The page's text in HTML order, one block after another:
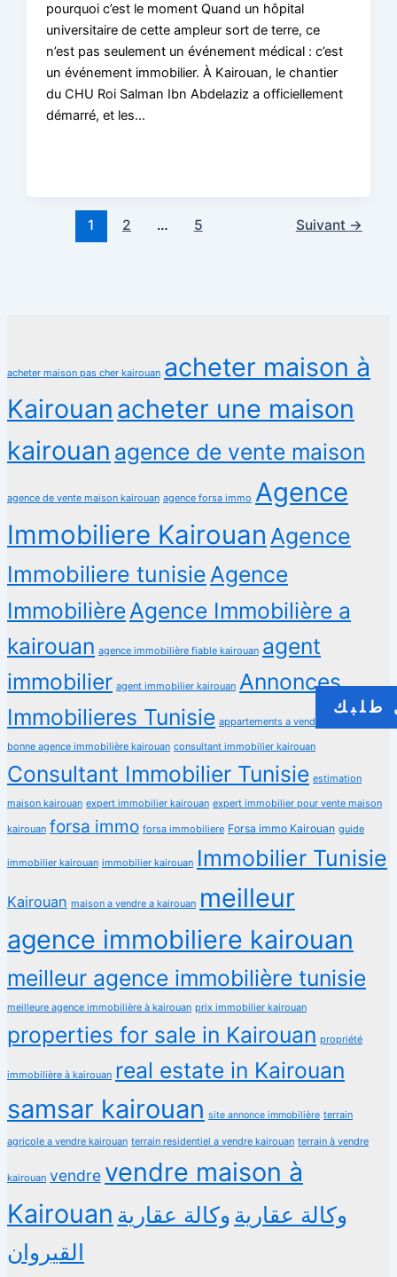
طلبك
pourquoi c’est le moment Quand un hôpital
universitaire de cette ampleur sort de terre, ce
n’est pas seulement un événement médical : c’est
un événement immobilier. À Kairouan, le chantier
du CHU Roi Salman Ibn Abdelaziz a officiellement
démarré, et les…
1 2 … 5 Suivant →
acheter maison pas cher kairouan acheter maison à
Kairouan acheter une maison
kairouan agence de vente maison
agence de vente maison kairouan agence forsa immo Agence
Immobiliere Kairouan Agence
Immobiliere tunisie Agence
Immobilière Agence Immobilière a
kairouan agence immobilière fiable kairouan agent
immobilier agent immobilier kairouan Annonces
Immobilieres Tunisie appartements a vendre kairouan
bonne agence immobilière kairouan consultant immobilier kairouan
Consultant Immobilier Tunisie estimation
maison kairouan expert immobilier kairouan expert immobilier pour vente maison
kairouan forsa immo forsa immobiliere Forsa immo Kairouan guide
immobilier kairouan immobilier kairouan Immobilier Tunisie
Kairouan maison a vendre a kairouan meilleur
agence immobiliere kairouan
meilleur agence immobilière tunisie
meilleure agence immobilière à kairouan prix immobilier kairouan
properties for sale in Kairouan propriété
immobilière à kairouan real estate in Kairouan
samsar kairouan site annonce immobilière terrain
agricole a vendre kairouan terrain residentiel a vendre kairouan terrain à vendre
kairouan vendre vendre maison à
Kairouan
وكالة عقارية وكالة عقارية
القيروان